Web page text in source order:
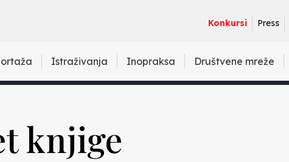
Konkursi Press
Istraživanja Inopraksa Društvene mreže
knjige